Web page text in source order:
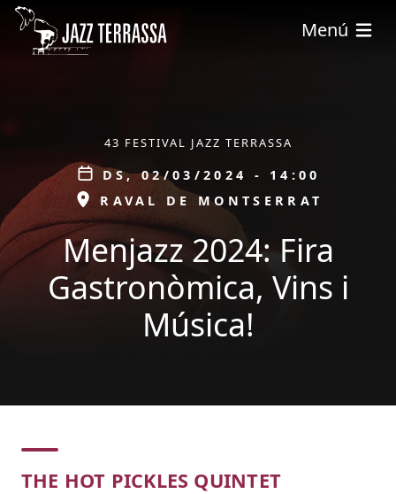
Vés al contingut
Menú
43 FESTIVAL JAZZ TERRASSA
Data
DS, 02/03/2024 - 14:00
ESPAI
RAVAL DE MONTSERRAT
Menjazz 2024: Fira
Gastronòmica, Vins i
Música!
Concert
THE HOT PICKLES QUINTET